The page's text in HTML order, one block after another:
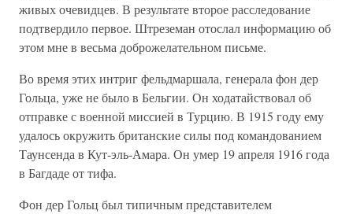
живых очевидцев. В результате второе расследование
подтвердило первое. Штреземан отослал информацию об
этом мне в весьма доброжелательном письме.
Во время этих интриг фельдмаршала, генерала фон дер
Гольца, уже не было в Бельгии. Он ходатайствовал об
отправке с военной миссией в Турцию. В 1915 году ему
удалось окружить британские силы под командованием
Таунсенда в Кут-эль-Амара. Он умер 19 апреля 1916 года
в Багдаде от тифа.
Фон дер Гольц был типичным представителем